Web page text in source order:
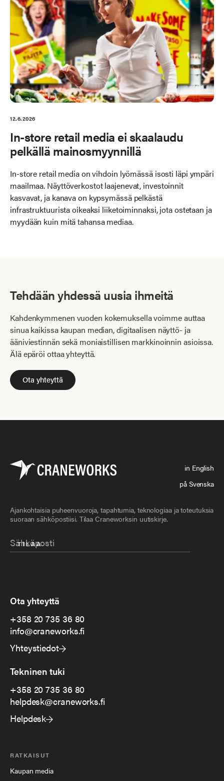
12.6.2026
In-store retail media ei skaalaudu
pelkällä mainosmyynnillä
In-store retail media on vihdoin lyömässä isosti läpi ympäri
maailmaa. Näyttöverkostot laajenevat, investoinnit
kasvavat, ja kanava on kypsymässä pelkästä
infrastruktuurista oikeaksi liiketoiminnaksi, jota ostetaan ja
myydään kuin mitä tahansa mediaa.
Tehdään yhdessä uusia ihmeitä
Kahdenkymmenen vuoden kokemuksella voimme auttaa
sinua kaikissa kaupan median, digitaalisen näyttö- ja
ääniviestinnän sekä moniaistillisen markkinoinnin asioissa.
Älä epäröi ottaa yhteyttä.
Ota yhteyttä
in English
på Svenska
Ajankohtaisia puheenvuoroja, tapahtumia, teknologiaa ja toteutuksia
suoraan sähköpostiisi. Tilaa Craneworksin uutiskirje.
Ota yhteyttä
+358 20 735 36 80
info@craneworks.fi
Yhteystiedot
Tekninen tuki
+358 20 735 36 80
helpdesk@craneworks.fi
Helpdesk
RATKAISUT
Kaupan media